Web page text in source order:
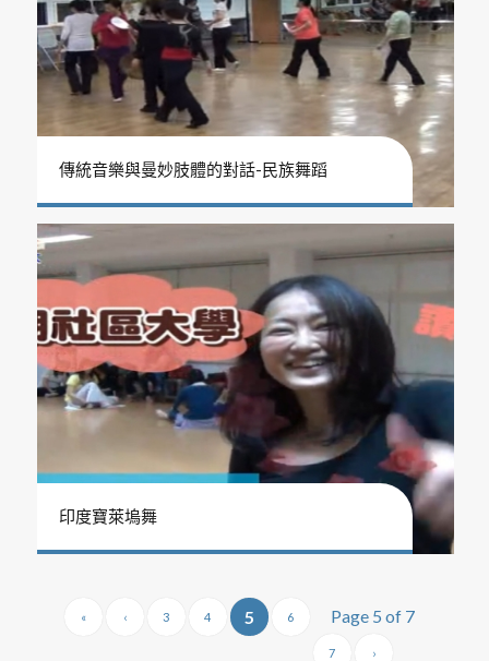
傳統音樂與曼妙肢體的對話-民族舞蹈
印度寶萊塢舞
Page 5 of 7
« ‹ 3 4 5 6
7 ›